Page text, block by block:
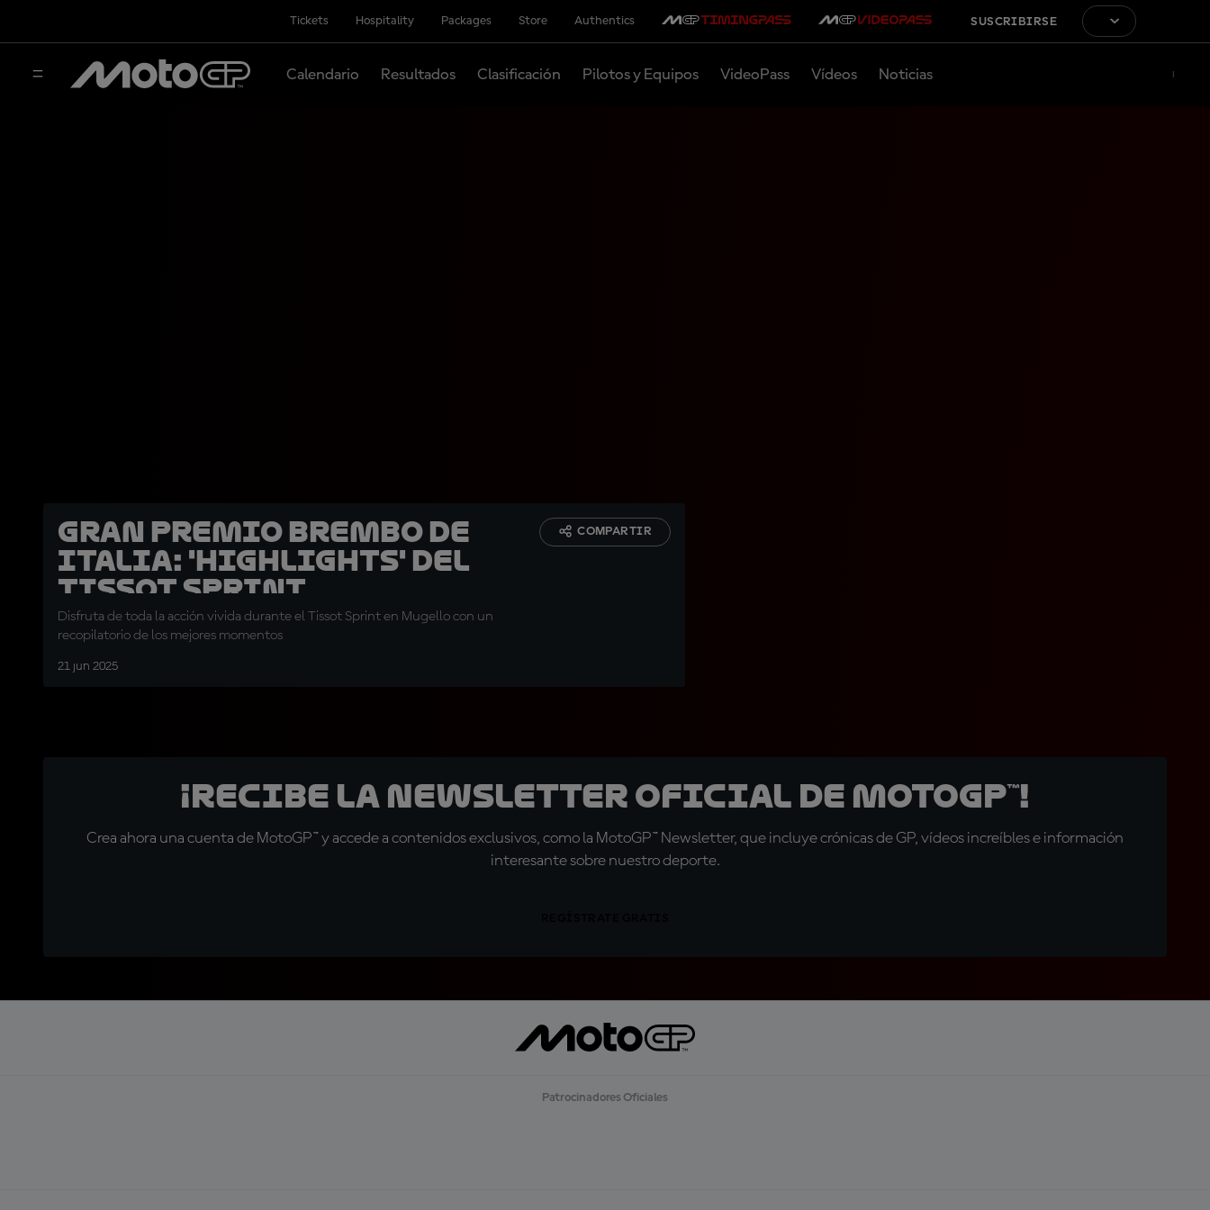
Tickets Hospitality Packages Store Authentics SUSCRIBIRSE
Calendario Resultados Clasificación Pilotos y Equipos VideoPass Vídeos Noticias
Gran Premio Brembo de
Italia: 'Highlights' del
Tissot Sprint
Disfruta de toda la acción vivida durante el Tissot Sprint en Mugello con un
recopilatorio de los mejores momentos
21 jun 2025
COMPARTIR
¡Recibe la Newsletter oficial de MotoGP™!
Crea ahora una cuenta de MotoGP™ y accede a contenidos exclusivos, como la MotoGP™ Newsletter, que incluye crónicas de GP, vídeos increíbles e información
interesante sobre nuestro deporte.
Patrocinadores Oficiales